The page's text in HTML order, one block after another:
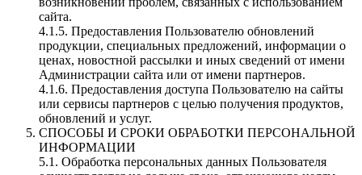
сайта.
4.1.5. Предоставления Пользователю обновлений
продукции, специальных предложений, информации о
ценах, новостной рассылки и иных сведений от имени
Администрации сайта или от имени партнеров.
4.1.6. Предоставления доступа Пользователю на сайты
или сервисы партнеров с целью получения продуктов,
обновлений и услуг.
СПОСОБЫ И СРОКИ ОБРАБОТКИ ПЕРСОНАЛЬНОЙ
ИНФОРМАЦИИ
5.1. Обработка персональных данных Пользователя